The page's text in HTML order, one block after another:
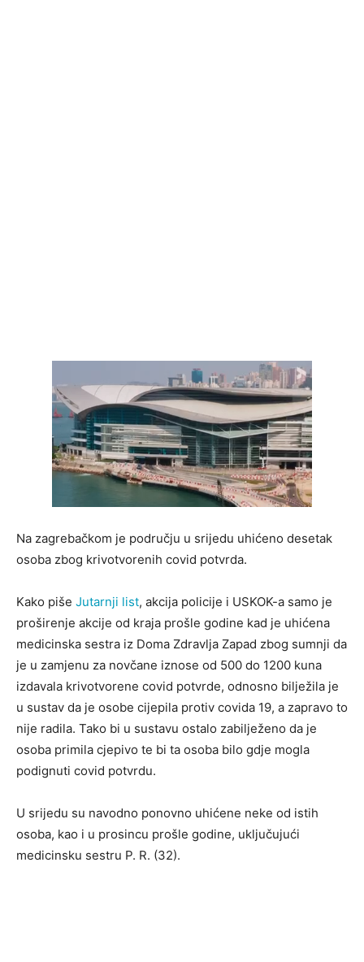
Na zagrebačkom je području u srijedu uhićeno desetak
osoba zbog krivotvorenih covid potvrda.
Kako piše Jutarnji list, akcija policije i USKOK-a samo je
proširenje akcije od kraja prošle godine kad je uhićena
medicinska sestra iz Doma Zdravlja Zapad zbog sumnji da
je u zamjenu za novčane iznose od 500 do 1200 kuna
izdavala krivotvorene covid potvrde, odnosno bilježila je
u sustav da je osobe cijepila protiv covida 19, a zapravo to
nije radila. Tako bi u sustavu ostalo zabilježeno da je
osoba primila cjepivo te bi ta osoba bilo gdje mogla
podignuti covid potvrdu.
U srijedu su navodno ponovno uhićene neke od istih
osoba, kao i u prosincu prošle godine, uključujući
medicinsku sestru P. R. (32).